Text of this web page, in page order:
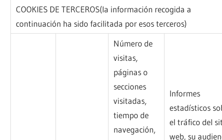
COOKIES DE TERCEROS(la información recogida a
continuación ha sido facilitada por esos terceros)
Número de
visitas,
páginas o
secciones
visitadas,
tiempo de
navegación,
Informes
estadísticos
el tráfico del
web, su